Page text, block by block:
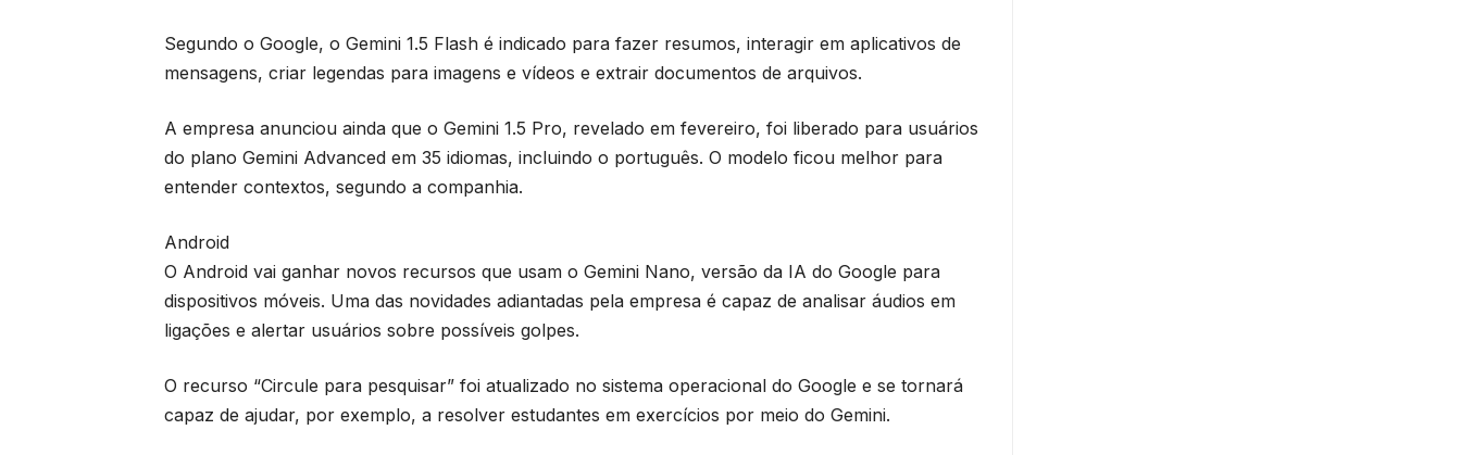
Segundo o Google, o Gemini 1.5 Flash é indicado para fazer resumos, interagir em aplicativos de
mensagens, criar legendas para imagens e vídeos e extrair documentos de arquivos.
A empresa anunciou ainda que o Gemini 1.5 Pro, revelado em fevereiro, foi liberado para usuários
do plano Gemini Advanced em 35 idiomas, incluindo o português. O modelo ficou melhor para
entender contextos, segundo a companhia.
Android
O Android vai ganhar novos recursos que usam o Gemini Nano, versão da IA do Google para
dispositivos móveis. Uma das novidades adiantadas pela empresa é capaz de analisar áudios em
ligações e alertar usuários sobre possíveis golpes.
O recurso “Circule para pesquisar” foi atualizado no sistema operacional do Google e se tornará
capaz de ajudar, por exemplo, a resolver estudantes em exercícios por meio do Gemini.